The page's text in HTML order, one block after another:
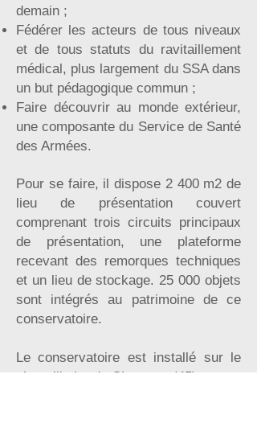
demain ;
Fédérer les acteurs de tous niveaux
et de tous statuts du ravitaillement
médical, plus largement du SSA dans
un but pédagogique commun ;
Faire découvrir au monde extérieur,
une composante du Service de Santé
des Armées.
Pour se faire, il dispose 2 400 m2 de
lieu de présentation couvert
comprenant trois circuits principaux
de présentation, une plateforme
recevant des remorques techniques
et un lieu de stockage. 25 000 objets
sont intégrés au patrimoine de ce
conservatoire.
Le conservatoire est installé sur le
site militaire de Chanteau (45).